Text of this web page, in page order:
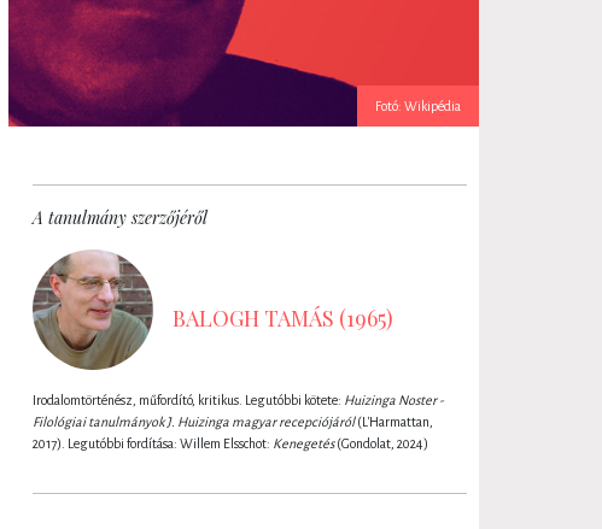
Fotó: Wikipédia
A tanulmány szerzőjéről
BALOGH TAMÁS (1965)
Irodalomtörténész, műfordító, kritikus. Legutóbbi kötete: Huizinga Noster -
Filológiai tanulmányok J. Huizinga magyar recepciójáról(L'Harmattan,
2017). Legutóbbi fordítása: Willem Elsschot: Kenegetés(Gondolat, 2024)